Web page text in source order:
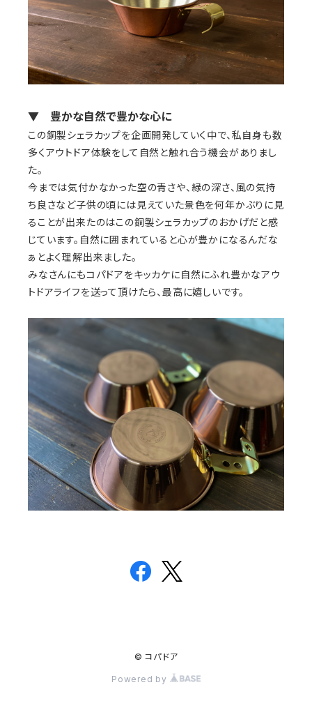
▼ 豊かな自然で豊かな心に
この銅製シェラカップを企画開発していく中で、私自身も数
多くアウトドア体験をして自然と触れ合う機会がありまし
た。
今までは気付かなかった空の青さや、緑の深さ、風の気持
ち良さなど子供の頃には見えていた景色を何年かぶりに見
ることが出来たのはこの銅製シェラカップのおかげだと感
じています。自然に囲まれていると心が豊かになるんだな
ぁとよく理解出来ました。
みなさんにもコパドアをキッカケに自然にふれ豊かなアウ
トドアライフを送って頂けたら、最高に嬉しいです。
© コパドア
Powered by